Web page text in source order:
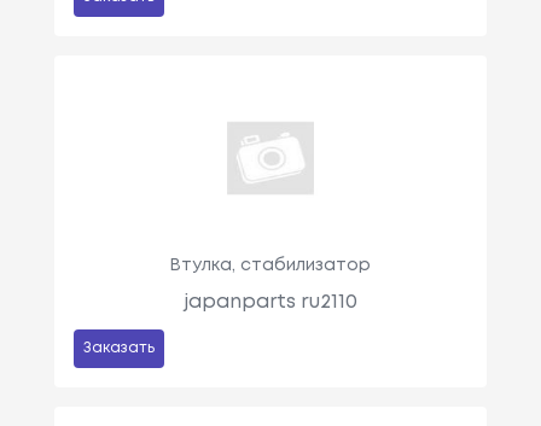
Втулка, стабилизатор
japanparts ru2110
Заказать